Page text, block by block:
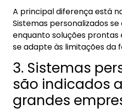
A principal diferença está
Sistemas personalizados
enquanto soluções prontas
se adapte às limitações da
3. Sistemas
são indicados
grandes